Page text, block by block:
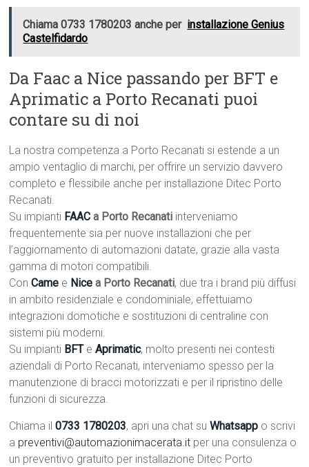
Chiama 0733 1780203 anche per installazione Genius
Castelfidardo
Da Faac a Nice passando per BFT e
Aprimatic a Porto Recanati puoi
contare su di noi
La nostra competenza a Porto Recanati si estende a un
ampio ventaglio di marchi, per offrire un servizio davvero
completo e flessibile anche per installazione Ditec Porto
Recanati.
Su impianti FAAC a Porto Recanati interveniamo
frequentemente sia per nuove installazioni che per
l’aggiornamento di automazioni datate, grazie alla vasta
gamma di motori compatibili.
ConCame e Nice a Porto Recanati, due tra i brand più diffusi
in ambito residenziale e condominiale, effettuiamo
integrazioni domotiche e sostituzioni di centraline con
sistemi più moderni.
Su impianti BFT eAprimatic, molto presenti nei contesti
aziendali di Porto Recanati, interveniamo spesso per la
manutenzione di bracci motorizzati e per il ripristino delle
funzioni di sicurezza.
Chiama il0733 1780203, apri una chat suWhatsapp o scrivi
a preventivi@automazionimacerata.it per una consulenza o
un preventivo gratuito per installazione Ditec Porto